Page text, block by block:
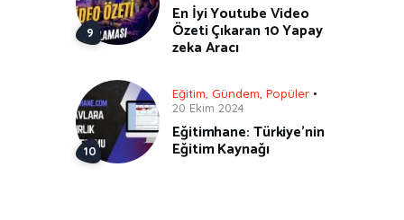
En İyi Youtube Video
Özeti Çıkaran 10 Yapay
zeka Aracı
Eğitim Gündem Popüler
20 Ekim 2024
Eğitimhane: Türkiye’nin
Eğitim Kaynağı